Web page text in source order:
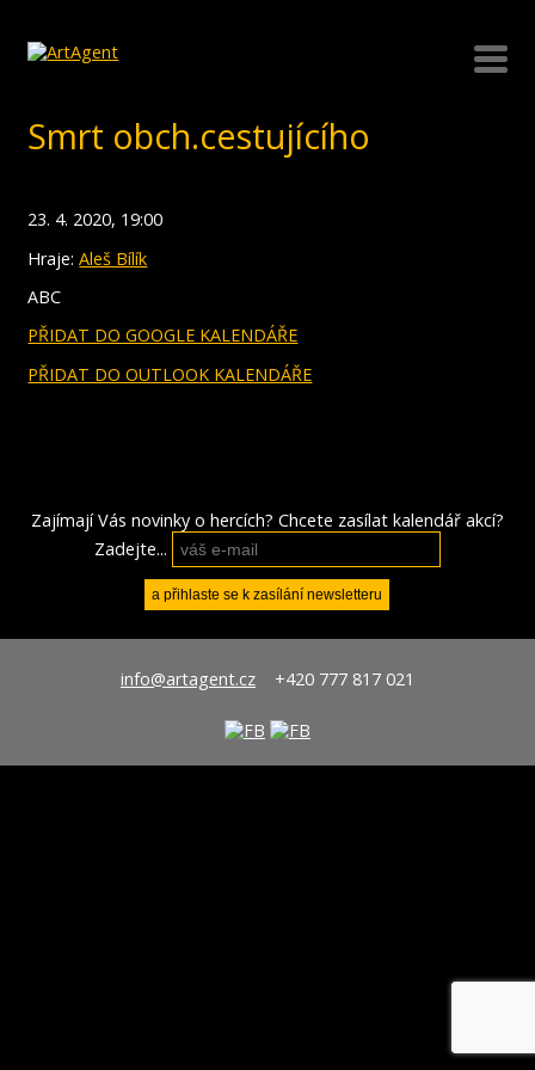
Smrt obch.cestujícího
23. 4. 2020, 19:00
Hraje:Aleš Bílík
ABC
PŘIDAT DO GOOGLE KALENDÁŘE
PŘIDAT DO OUTLOOK KALENDÁŘE
Zajímají Vás novinky o hercích? Chcete zasílat kalendář akcí?
Zadejte...
info@artagent.cz+420 777 817 021